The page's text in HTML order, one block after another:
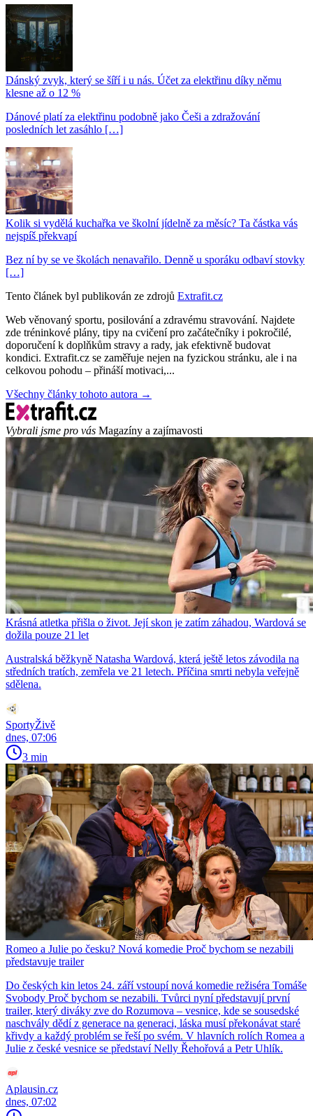
Dánský zvyk, který se šíří i u nás. Účet za elektřinu díky němu
klesne až o 12 %
Dánové platí za elektřinu podobně jako Češi a zdražování
posledních let zasáhlo […]
Kolik si vydělá kuchařka ve školní jídelně za měsíc? Ta částka vás
nejspíš překvapí
Bez ní by se ve školách nenavařilo. Denně u sporáku odbaví stovky
[…]
Tento článek byl publikován ze zdrojů Extrafit.cz
Web věnovaný sportu, posilování a zdravému stravování. Najdete
zde tréninkové plány, tipy na cvičení pro začátečníky i pokročilé,
doporučení k doplňkům stravy a rady, jak efektivně budovat
kondici. Extrafit.cz se zaměřuje nejen na fyzickou stránku, ale i na
celkovou pohodu – přináší motivaci,...
Všechny články tohoto autora →
Vybrali jsme pro vás Magazíny a zajímavosti
Krásná atletka přišla o život. Její skon je zatím záhadou, Wardová se
dožila pouze 21 let
Australská běžkyně Natasha Wardová, která ještě letos závodila na
středních tratích, zemřela ve 21 letech. Příčina smrti nebyla veřejně
sdělena.
SportyŽivě
dnes, 07:06
3 min
Romeo a Julie po česku? Nová komedie Proč bychom se nezabili
představuje trailer
Do českých kin letos 24. září vstoupí nová komedie režiséra Tomáše
Svobody Proč bychom se nezabili. Tvůrci nyní představují první
trailer, který diváky zve do Rozumova – vesnice, kde se sousedské
naschvály dědí z generace na generaci, láska musí překonávat staré
křivdy a každý problém se řeší po svém. V hlavních rolích Romea a
Julie z české vesnice se představí Nelly Řehořová a Petr Uhlík.
Aplausin.cz
dnes, 07:02